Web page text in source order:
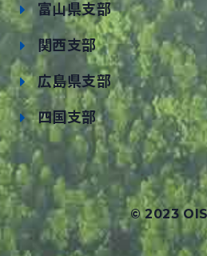
富山県支部
関西支部
広島県支部
四国支部
© 2023